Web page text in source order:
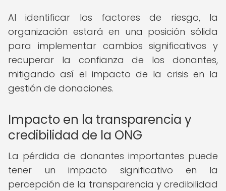
Al identificar los factores de riesgo, la
organización estará en una posición sólida
para implementar cambios significativos y
recuperar la confianza de los donantes,
mitigando así el impacto de la crisis en la
gestión de donaciones.
Impacto en la transparencia y
credibilidad de la ONG
La pérdida de donantes importantes puede
tener un impacto significativo en la
percepción de la transparencia y credibilidad